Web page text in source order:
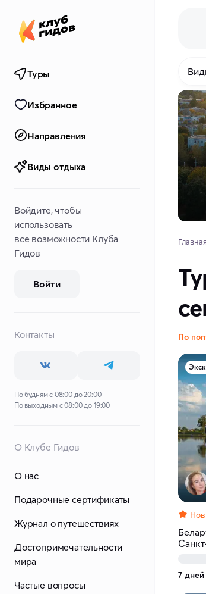
Туры
Избранное
Направления
Виды отдыха
Войдите, чтобы
использовать
все возможности Клуба
Гидов
Войти
Контакты
По будням с 08:00 до 20:00
По выходным с 08:00 до 19:00
О Клубе Гидов
О нас
Подарочные сертификаты
Журнал о путешествиях
Достопримечательности
мира
Частые вопросы
Главная
По
7 дней